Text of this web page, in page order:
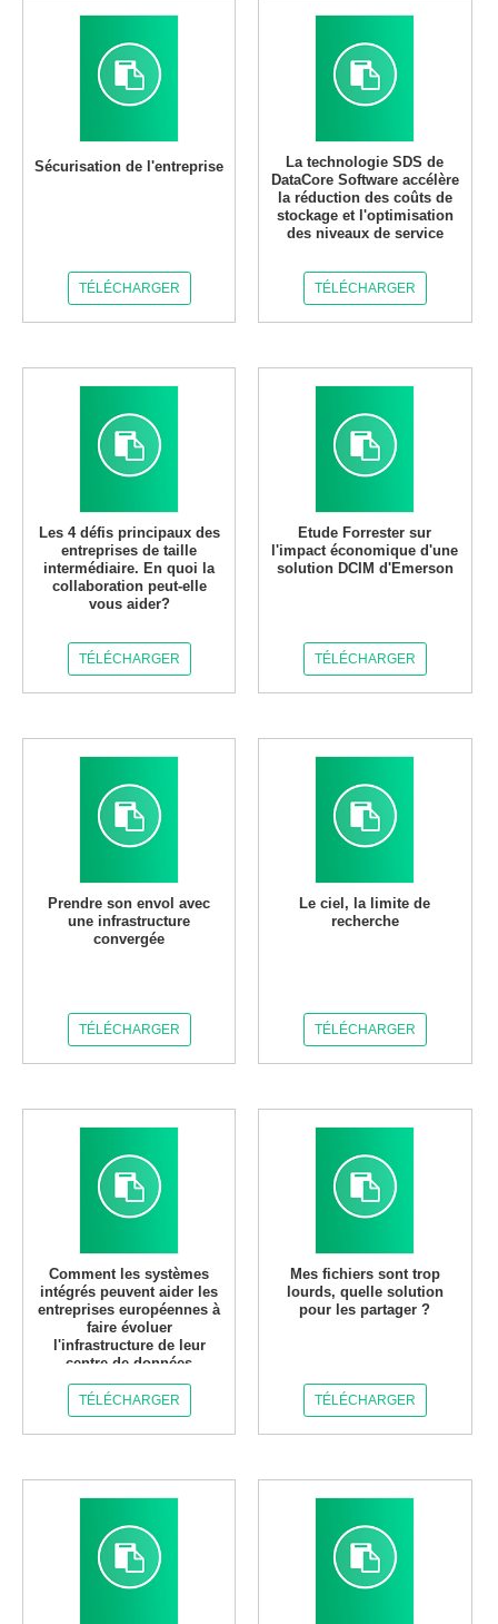
Sécurisation de l'entreprise
TÉLÉCHARGER
La technologie SDS de
DataCore Software accélère
la réduction des coûts de
stockage et l'optimisation
des niveaux de service
TÉLÉCHARGER
Les 4 défis principaux des
entreprises de taille
intermédiaire. En quoi la
collaboration peut-elle
vous aider?
TÉLÉCHARGER
Etude Forrester sur
l'impact économique d'une
solution DCIM d'Emerson
TÉLÉCHARGER
Prendre son envol avec
une infrastructure
convergée
TÉLÉCHARGER
Le ciel, la limite de
recherche
TÉLÉCHARGER
Comment les systèmes
intégrés peuvent aider les
entreprises européennes à
faire évoluer
l'infrastructure de leur
centre de données
TÉLÉCHARGER
Mes fichiers sont trop
lourds, quelle solution
pour les partager ?
TÉLÉCHARGER